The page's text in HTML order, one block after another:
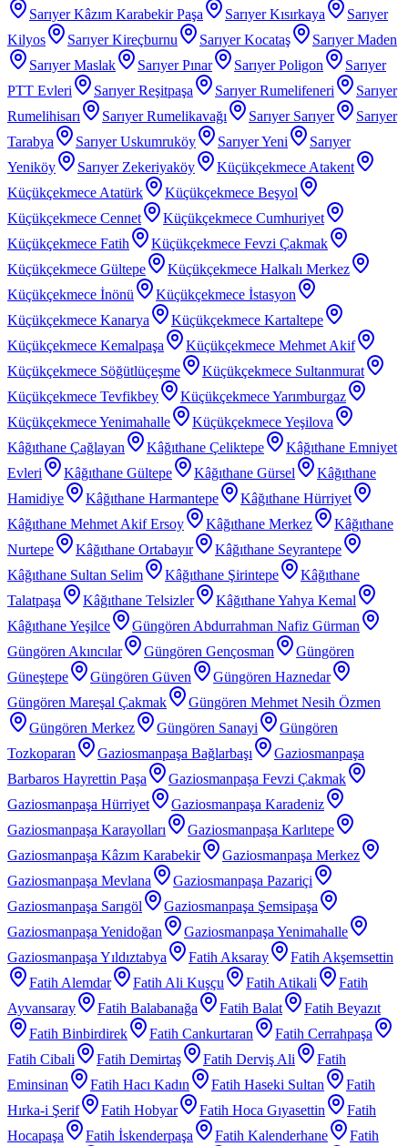
Sarıyer Kâzım Karabekir Paşa
Sarıyer Kısırkaya
Sarıyer
Kilyos
Sarıyer Kireçburnu Sarıyer Kocataş
Sarıyer Maden
Sarıyer Maslak
Sarıyer Pınar Sarıyer Poligon
Sarıyer
PTT Evleri
Sarıyer Reşitpaşa Sarıyer Rumelifeneri
Sarıyer
Rumelihisarı
Sarıyer Rumelikavağı Sarıyer Sarıyer
Sarıyer
Tarabya
Sarıyer Uskumruköy Sarıyer Yeni
Sarıyer
Yeniköy
Sarıyer Zekeriyaköy
Küçükçekmece Atakent
Küçükçekmece Atatürk
Küçükçekmece Beşyol
Küçükçekmece Cennet
Küçükçekmece Cumhuriyet
Küçükçekmece Fatih
Küçükçekmece Fevzi Çakmak
Küçükçekmece Gültepe
Küçükçekmece Halkalı Merkez
Küçükçekmece İnönü
Küçükçekmece İstasyon
Küçükçekmece Kanarya
Küçükçekmece Kartaltepe
Küçükçekmece Kemalpaşa
Küçükçekmece Mehmet Akif
Küçükçekmece Söğütlüçeşme
Küçükçekmece Sultanmurat
Küçükçekmece Tevfikbey
Küçükçekmece Yarımburgaz
Küçükçekmece Yenimahalle
Küçükçekmece Yeşilova
Kâğıthane Çağlayan
Kâğıthane Çeliktepe
Kâğıthane Emniyet
Evleri
Kâğıthane Gültepe Kâğıthane Gürsel
Kâğıthane
Hamidiye
Kâğıthane Harmantepe
Kâğıthane Hürriyet
Kâğıthane Mehmet Akif Ersoy
Kâğıthane Merkez
Kâğıthane
Nurtepe
Kâğıthane Ortabayır
Kâğıthane Seyrantepe
Kâğıthane Sultan Selim
Kâğıthane Şirintepe
Kâğıthane
Talatpaşa
Kâğıthane Telsizler
Kâğıthane Yahya Kemal
Kâğıthane Yeşilce
Güngören Abdurrahman Nafiz Gürman
Güngören Akıncılar
Güngören Gençosman
Güngören
Güneştepe
Güngören Güven
Güngören Haznedar
Güngören Mareşal Çakmak
Güngören Mehmet Nesih Özmen
Güngören Merkez
Güngören Sanayi
Güngören
Tozkoparan
Gaziosmanpaşa Bağlarbaşı
Gaziosmanpaşa
Barbaros Hayrettin Paşa
Gaziosmanpaşa Fevzi Çakmak
Gaziosmanpaşa Hürriyet
Gaziosmanpaşa Karadeniz
Gaziosmanpaşa Karayolları
Gaziosmanpaşa Karlıtepe
Gaziosmanpaşa Kâzım Karabekir
Gaziosmanpaşa Merkez
Gaziosmanpaşa Mevlana
Gaziosmanpaşa Pazariçi
Gaziosmanpaşa Sarıgöl
Gaziosmanpaşa Şemsipaşa
Gaziosmanpaşa Yenidoğan
Gaziosmanpaşa Yenimahalle
Gaziosmanpaşa Yıldıztabya
Fatih Aksaray
Fatih Akşemsettin
Fatih Alemdar
Fatih Ali Kuşçu Fatih Atikali
Fatih
Ayvansaray
Fatih Balabanağa Fatih Balat
Fatih Beyazıt
Fatih Binbirdirek
Fatih Cankurtaran
Fatih Cerrahpaşa
Fatih Cibali
Fatih Demirtaş Fatih Derviş Ali
Fatih
Eminsinan
Fatih Hacı Kadın Fatih Haseki Sultan
Fatih
Hırka-i Şerif
Fatih Hobyar Fatih Hoca Gıyasettin
Fatih
Hocapaşa
Fatih İskenderpaşa Fatih Kalenderhane Fatih